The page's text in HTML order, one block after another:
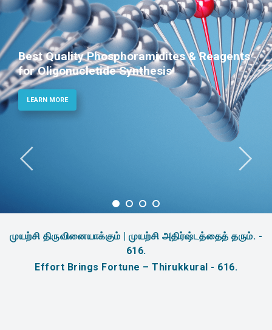
Best Quality Phosphoramidites & Reagents
for Oligonucletide Synthesis
LEARN MORE
முயற்சி திருவினையாக்கும் | முயற்சி அதிர்ஷ்டத்தைத் தரும். -
616.
Effort Brings Fortune – Thirukkural - 616.